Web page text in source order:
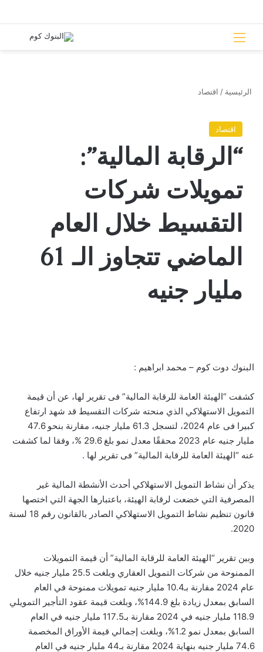
القائمة
الرئيسية / اقتصاد
اقتصاد
“الرقابة المالية”:
تمويلات شركات
التقسيط خلال العام
الماضي تتجاوز الـ 61
مليار جنيه
البنوك دوت كوم – محمد ابراهيم :
كشفت “الهيئة العامة للرقابة المالية” فى تقرير لها، عن أن قيمة
التمويل الاستهلاكي الذي منحته شركات التقسيط قد شهد ارتفاع
كبيرا فى عام 2024، لتسجل 61.3 مليار جنيه، مقارنة بنحو 47.6
مليار جنيه عام 2023 محققًا معدل نمو بلغ 29.6 %، وفقا لما كشفت
عنه “الهيئة العامة للرقابة المالية” فى تقرير لها .
يذكر أن نشاط التمويل الاستهلاكي أحدث الأنشطة المالية غير
المصرفية التي خضعت لرقابة الهيئة، باعتبارها الجهة التي اختصها
قانون تنظيم نشاط التمويل الاستهلاكي الصادر بالقانون رقم 18 لسنة
2020.
وبين تقرير “الهيئة العامة للرقابة المالية” أن قيمة التمويلات
الممنوحة من شركات التمويل العقاري وبلغت 25.5 مليار جنيه خلال
عام 2024 مقارنة بـ10.4 مليار جنيه تمويلات ممنوحة في العام
السابق بمعدل زيادة بلغ 144.9%، وبلغت قيمة عقود التأجير التمويلي
118.9 مليار جنيه في 2024 مقارنة بـ117.5 مليار جنيه في العام
السابق بمعدل نمو 1.2%، وبلغت إجمالي قيمة الأوراق المخصمة
74.6 مليار جنيه بنهاية 2024 مقارنة بـ44 مليار جنيه في العام